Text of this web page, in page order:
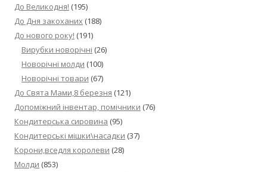
До Великодня! (195)
До Дня закоханих (188)
До нового року! (191)
Вирубки новорічні (26)
Новорічні молди (100)
Новорічні товари (67)
До Свята Мами,8 березня (121)
Допоміжний інвентар, помічники (76)
Кондитерська сировина (95)
Кондитерські мішки\насадки (37)
Корони,вседля королеви (28)
Молди (853)